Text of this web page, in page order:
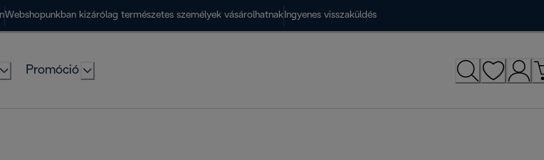
Webshopunkban kizárólag természetes személyek vásárolhatnak Ingyenes visszaküldés
Promóció